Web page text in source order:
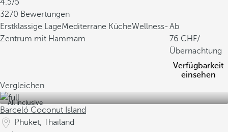
4.5/5
3270 Bewertungen
Erstklassige LageMediterrane KücheWellness-
Zentrum mit Hammam
Ab
76
/
Übernachtung
Verfügbarkeit
einsehen
Vergleichen
All inclusive
Barceló Coconut Island
Phuket, Thailand